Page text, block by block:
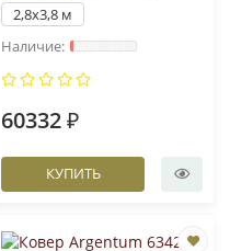
2,8x3,8 м
60332 ₽
КУПИТЬ